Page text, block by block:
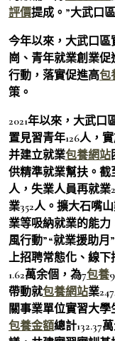
評價提成。”大武口
今年以來，大武口
崗、青年就業創業促
行動，落實促進高包
策。
2021年以來，大武口
置見習青年126人，
并建立就業包養網站
供精準就業幫扶。截
人，失業人員再就業
業352人。擴大石嘴
業等吸納就業的能力
風行動”“就業援助月
上招聘常態化、線
1.62萬余個，為7包養
帶動就包養網站業
關事業單位實習大
包養金額總計132.37